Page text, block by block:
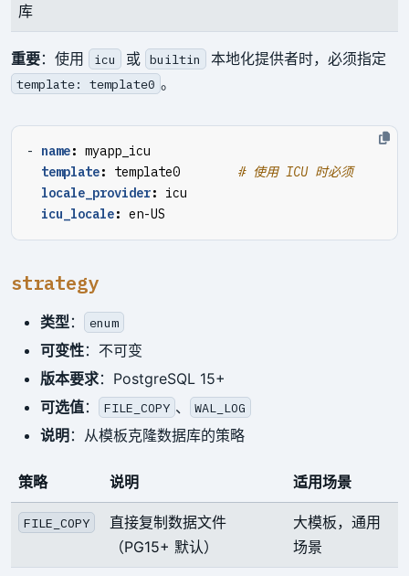
库
重要：使用 icu 或 builtin 本地化提供者时，必须指定
template: template0 。
- name: myapp_icu
template: template0
# 使用 ICU 时必须
locale_provider:
icu
icu_locale: en-US
strategy
类型 ： enum
可变性：不可变
版本要求：PostgreSQL 15+
可选值： FILE_COPY 、 WAL_LOG
说明：从模板克隆数据库的策略
策略 说明 适用场景
FILE_COPY
直接复制数据文件
（PG15+ 默认）
大模板，通用
场景